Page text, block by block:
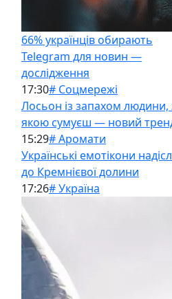
66% українців обирають
Telegram для новин —
дослідження
17:30# Соцмережі
Лосьон із запахом людини,
якою сумуєш — новий
15:29# Аромати
Українські емотікони
до Кремнієвої долини
17:26# Україна